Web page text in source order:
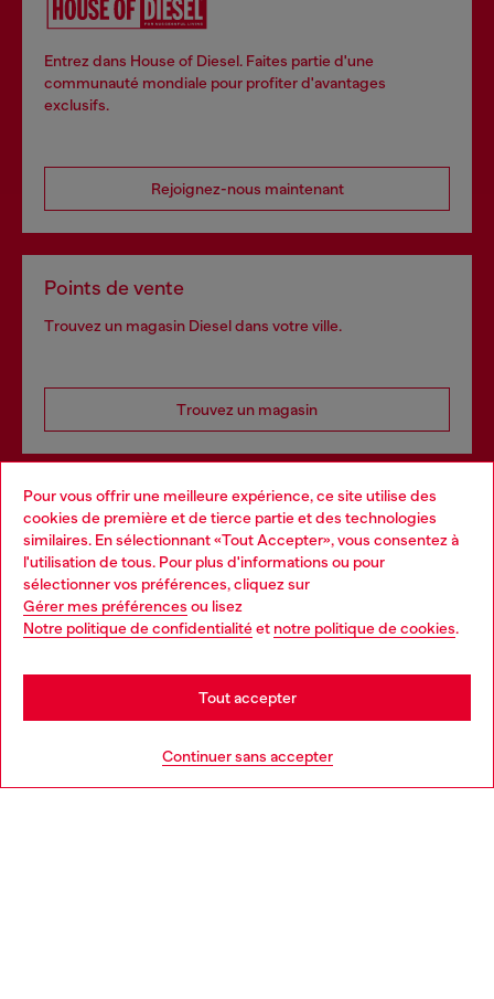
Pour vous offrir une meilleure expérience, ce site utilise des
cookies de première et de tierce partie et des technologies
similaires. En sélectionnant «Tout Accepter», vous consentez à
l'utilisation de tous. Pour plus d'informations ou pour
sélectionner vos préférences, cliquez sur
Gérer mes préférences ou lisez
Notre politique de confidentialitéet notre politique de cookies.
Continuer sans accepter
Tout accepter
Entrez dans House of Diesel. Faites partie d'une
communauté mondiale pour profiter d'avantages
exclusifs.
Rejoignez-nous maintenant
Points de vente
Trouvez un magasin Diesel dans votre ville.
Trouvez un magasin
Services omnicanaux
Découvrez tous nos services, en ligne et en magasin.
En savoir plus
Choose your location
You are currently browsing France website, but it seems you
may be based in United States